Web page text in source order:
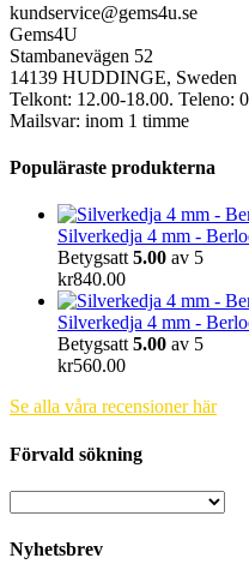
kundservice@gems4u.se
Gems4U
Stambanevägen 52
14139 HUDDINGE, Sweden
Telkont: 12.00-18.00. Teleno:
Mailsvar: inom 1 timme
Populäraste produkterna
Silverkedja 4 mm -
Betygsatt 5.00 av 5
kr840.00
Silverkedja 4 mm -
Betygsatt 5.00 av 5
kr560.00
Se alla våra recensioner här
Förvald sökning
Nyhetsbrev